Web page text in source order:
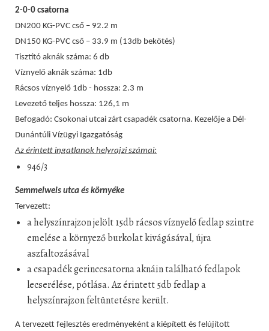
2-0-0 csatorna
DN200 KG-PVC cső – 92.2 m
DN150 KG-PVC cső – 33.9 m (13db bekötés)
Tisztító aknák száma: 6 db
Víznyelő aknák száma: 1db
Rácsos víznyelő 1db - hossza: 2.3 m
Levezető teljes hossza: 126,1 m
Befogadó: Csokonai utcai zárt csapadék csatorna. Kezelője a Dél-
Dunántúli Vízügyi Igazgatóság
Az érintett ingatlanok helyrajzi számai:
946/3
Semmelweis utca és környéke
Tervezett:
a helyszínrajzon jelölt 15db rácsos víznyelő fedlap szintre
emelése a környező burkolat kivágásával, újra
aszfaltozásával
a csapadék gerinccsatorna aknáin található fedlapok
lecserélése, pótlása. Az érintett 5db fedlap a
helyszínrajzon feltüntetésre került.
A tervezett fejlesztés eredményeként a kiépített és felújított